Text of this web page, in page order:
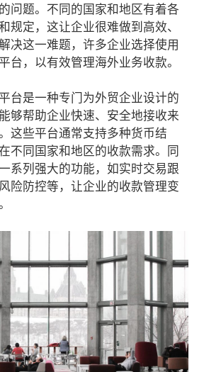
问题。不同的国家和地区有着各
规定，这让企业很难做到高效、
决这一难题，许多企业选择使用
台 ，以有效管理海外业务收款。
台是一种专门为外贸企业设计的
够帮助企业快速、安全地接收来
这些平台通常支持多种货币结
不同国家和地区的收款需求。同
系列强大的功能，如实时交易跟
险防控等，让企业的收款管理变